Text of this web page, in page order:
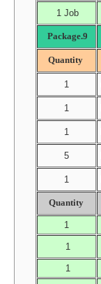
1 Job
Package.9
Quantity
1
1
1
5
1
Quantity
1
1
1